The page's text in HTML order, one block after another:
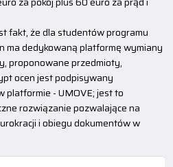
fakt, że dla studentów programu
ma dedykowaną platformę wymiany
proponowane przedmioty,
ocen jest podpisywany
platformie - UMOVE; jest to
rozwiązanie pozwalające na
i obiegu dokumentów w